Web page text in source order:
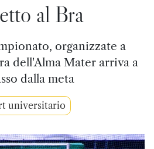
al Bra
organizzate a
dell'Alma Mater arriva a
dalla meta
universitario